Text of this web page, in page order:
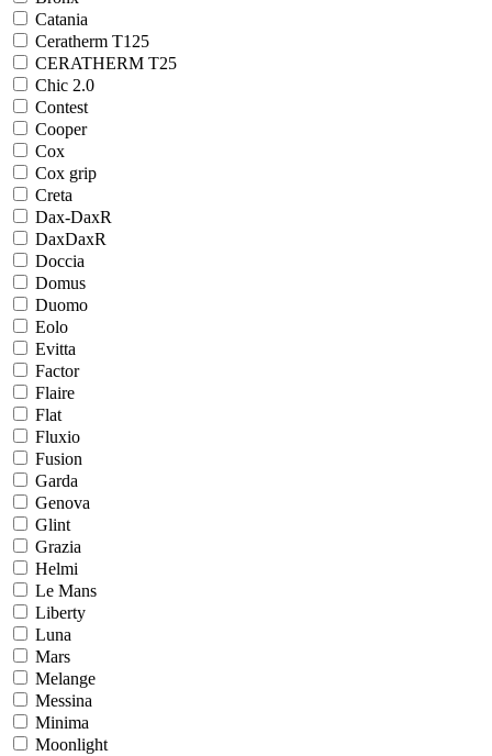
Catania
Ceratherm T125
CERATHERM T25
Chic 2.0
Contest
Cooper
Cox
Cox grip
Creta
Dax-DaxR
DaxDaxR
Doccia
Domus
Duomo
Eolo
Evitta
Factor
Flaire
Flat
Fluxio
Fusion
Garda
Genova
Glint
Grazia
Helmi
Le Mans
Liberty
Luna
Mars
Melange
Messina
Minima
Moonlight